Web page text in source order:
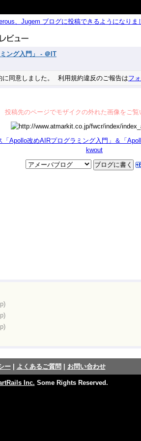
、Jugem ブログに投稿できるようになりま
ング入門」 - ＠IT
同意しました。 利用規約違反のご報告はフ
投稿先のページでモザイクの外れた画像をご覧
「Apollo改めAIRプログラミング入門」＆「
kwout
ー| よくあるご質問 | お問い合わせ
Inc. Some Rights Reserved.